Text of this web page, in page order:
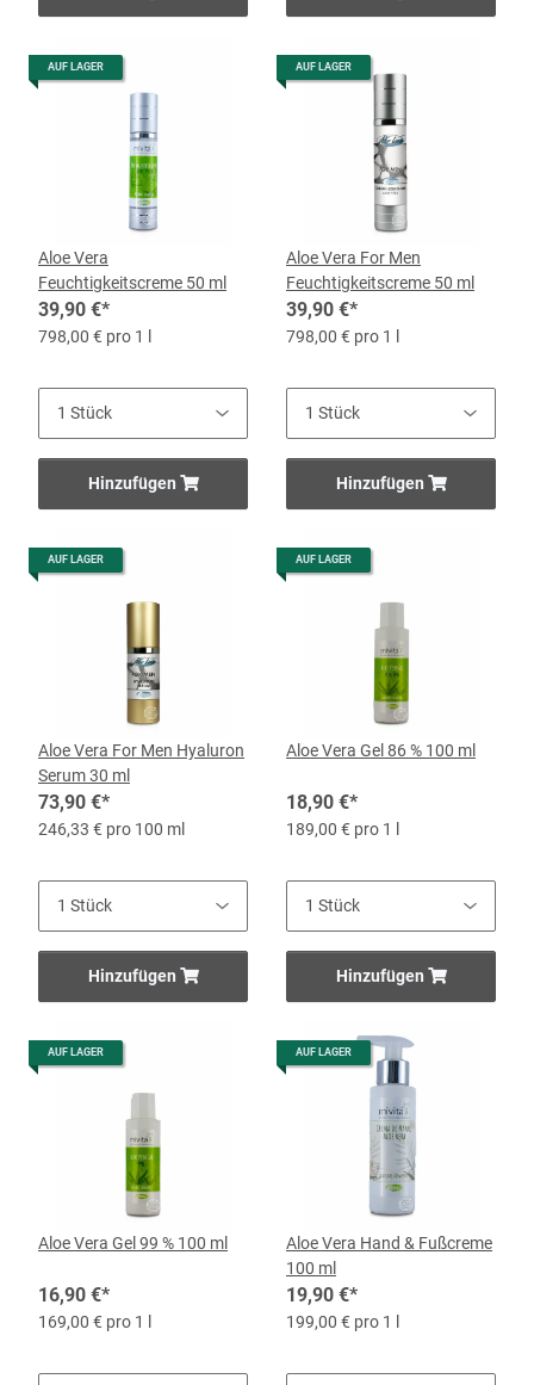
AUF LAGER
Aloe Vera
Feuchtigkeitscreme 50 ml
39,90 €*
798,00 € pro 1 l
Hinzufügen
AUF LAGER
Aloe Vera For Men
Feuchtigkeitscreme 50 ml
39,90 €*
798,00 € pro 1 l
Hinzufügen
AUF LAGER
Aloe Vera For Men Hyaluron
Serum 30 ml
73,90 €*
246,33 € pro 100 ml
Hinzufügen
AUF LAGER
Aloe Vera Gel 86 % 100 ml
18,90 €*
189,00 € pro 1 l
Hinzufügen
AUF LAGER
Aloe Vera Gel 99 % 100 ml
16,90 €*
169,00 € pro 1 l
AUF LAGER
Aloe Vera Hand & Fußcreme
100 ml
19,90 €*
199,00 € pro 1 l